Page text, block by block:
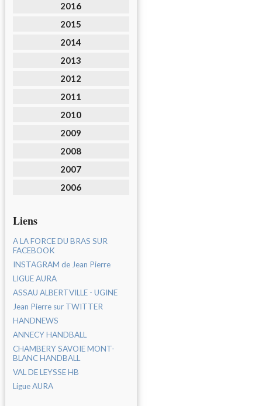
2016
2015
2014
2013
2012
2011
2010
2009
2008
2007
2006
Liens
A LA FORCE DU BRAS SUR
FACEBOOK
INSTAGRAM de Jean Pierre
LIGUE AURA
ASSAU ALBERTVILLE - UGINE
Jean Pierre sur TWITTER
HANDNEWS
ANNECY HANDBALL
CHAMBERY SAVOIE MONT-
BLANC HANDBALL
VAL DE LEYSSE HB
Ligue AURA